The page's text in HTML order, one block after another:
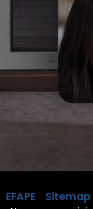
EFAPE Sitemap